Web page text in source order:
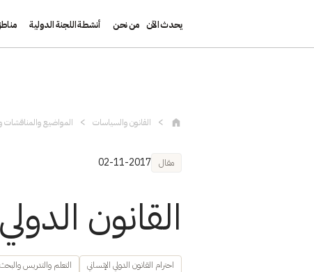
يحدث الآن من نحن أنشطة اللجنة الدولية
القانون والسياسات المواضيع والمناقشات
مقال 02-11-2017
القانون
احترام القانون الدولي الإنساني التعلم والتدريس